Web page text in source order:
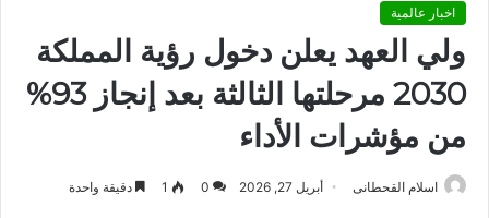
اخبار عالمية
ولي العهد يعلن دخول رؤية المملكة
2030 مرحلتها الثالثة بعد إنجاز 93%
من مؤشرات الأداء
اسلام القحطانى أبريل 27, 2026 0
1 دقيقة واحدة